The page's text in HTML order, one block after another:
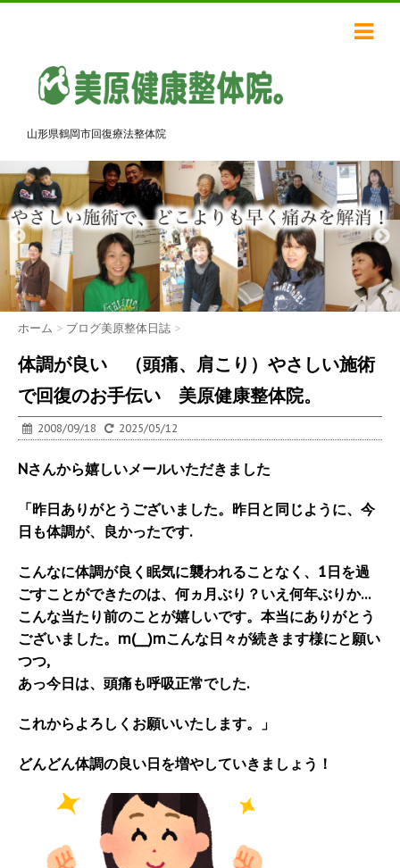
山形県鶴岡市回復療法整体院
ホーム > ブログ美原整体日誌 >
体調が良い （頭痛、肩こり）やさしい施術
で回復のお手伝い 美原健康整体院。
2008/09/18 2025/05/12
Nさんから嬉しいメールいただきました
「昨日ありがとうございました。昨日と同じように、今
日も体調が、良かったです.
こんなに体調が良く眠気に襲われることなく、1日を過
ごすことができたのは、何ヵ月ぶり？いえ何年ぶりか…
こんな当たり前のことが嬉しいです。本当にありがとう
ございました。m(__)mこんな日々が続きます様にと願い
つつ,
あっ今日は、頭痛も呼吸正常でした.
これからよろしくお願いいたします。」
どんどん体調の良い日を増やしていきましょう！